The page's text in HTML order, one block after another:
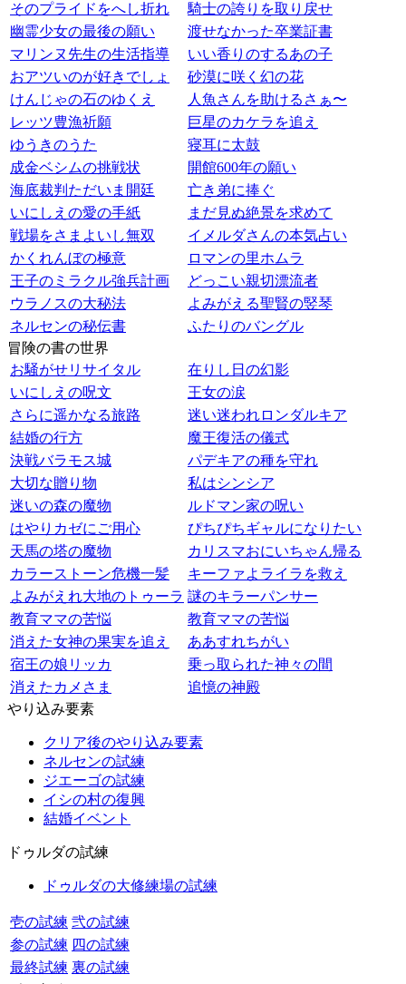
そのプライドをへし折れ
騎士の誇りを取り戻せ
幽霊少女の最後の願い
渡せなかった卒業証書
マリンヌ先生の生活指導
いい香りのするあの子
おアツいのが好きでしょ
砂漠に咲く幻の花
けんじゃの石のゆくえ
人魚さんを助けるさぁ〜
レッツ豊漁祈願
巨星のカケラを追え
ゆうきのうた
寝耳に太鼓
成金ベシムの挑戦状
開館600年の願い
海底裁判ただいま開廷
亡き弟に捧ぐ
いにしえの愛の手紙
まだ見ぬ絶景を求めて
戦場をさまよいし無双
イメルダさんの本気占い
かくれんぼの極意
ロマンの里ホムラ
王子のミラクル強兵計画
どっこい親切漂流者
ウラノスの大秘法
よみがえる聖賢の竪琴
ネルセンの秘伝書
ふたりのバングル
冒険の書の世界
お騒がせリサイタル
在りし日の幻影
いにしえの呪文
王女の涙
さらに遥かなる旅路
迷い迷われロンダルキア
結婚の行方
魔王復活の儀式
決戦バラモス城
パデキアの種を守れ
大切な贈り物
私はシンシア
迷いの森の魔物
ルドマン家の呪い
はやりカゼにご用心
ぴちぴちギャルになりたい
天馬の塔の魔物
カリスマおにいちゃん帰る
カラーストーン危機一髪
キーファよライラを救え
よみがえれ大地のトゥーラ 謎のキラーパンサー
教育ママの苦悩
教育ママの苦悩
消えた女神の果実を追え
ああすれちがい
宿王の娘リッカ
乗っ取られた神々の間
消えたカメさま
追憶の神殿
やり込み要素
クリア後のやり込み要素
ネルセンの試練
ジエーゴの試練
イシの村の復興
結婚イベント
ドゥルダの試練
ドゥルダの大修練場の試練
壱の試練 弐の試練
参の試練 四の試練
最終試練 裏の試練